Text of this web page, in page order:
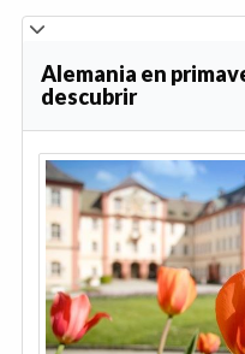
Alemania en
descubrir